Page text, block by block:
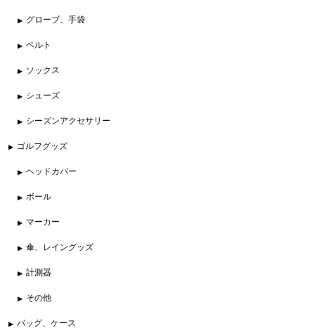
グローブ、手袋
ベルト
ソックス
シューズ
シーズンアクセサリー
ゴルフグッズ
ヘッドカバー
ボール
マーカー
傘、レイングッズ
計測器
その他
バッグ、ケース